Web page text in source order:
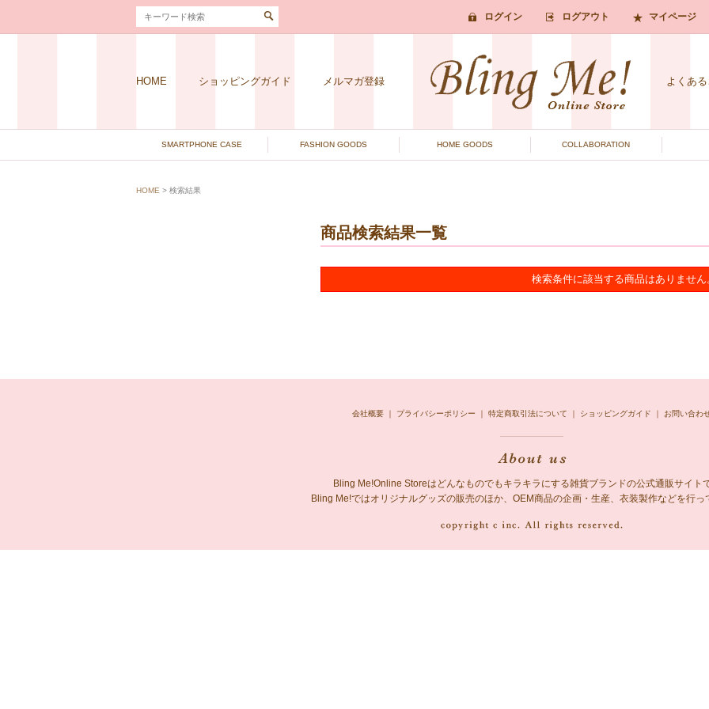
ログイン ログアウト マイページ
HOME ショッピングガイド メルマガ登録 よくあ
SMARTPHONE CASE FASHION GOODS HOME GOODS COLLABORATION
HOME > 検索結果
商品検索結果一覧
検索条件に該当する商品はありません
会社概要 ｜ プライバシーポリシー ｜ 特定商取引法について ｜ ショッピングガイド ｜ お問い合わ
Bling Me!Online Storeはどんなものでもキラキラにする雑貨ブランドの公式通販サイトで
Bling Me!ではオリジナルグッズの販売のほか、OEM商品の企画・生産、衣装製作などを行っ